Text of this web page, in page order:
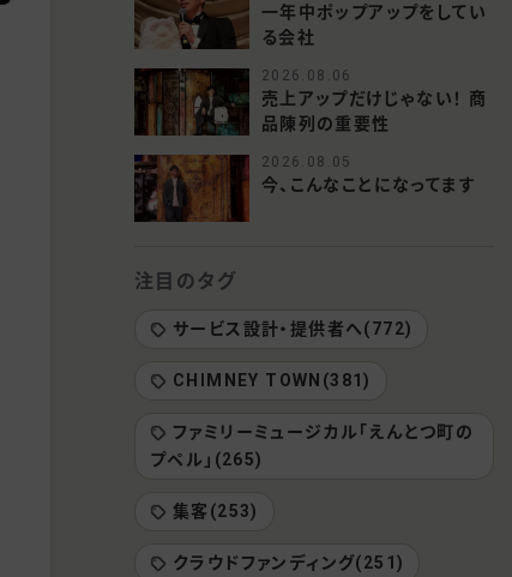
一年中ポップアップをしてい
る会社
2026.08.06
売上アップだけじゃない！ 商
品陳列の重要性
2026.08.05
今、こんなことになってます
注目のタグ
サービス設計・提供者へ(772)
CHIMNEY TOWN(381)
ファミリーミュージカル「えんとつ町の
プペル」(265)
集客(253)
クラウドファンディング(251)